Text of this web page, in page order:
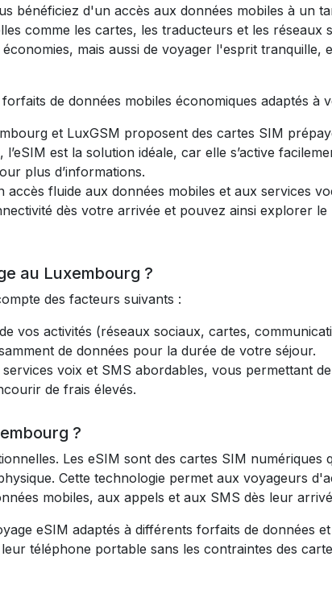
d'un accès aux données mobiles à un
comme les cartes, les traducteurs et les
mais aussi de voyager l'esprit tranquille,
de données mobiles économiques adaptés à
et LuxGSM proposent des cartes SIM
est la solution idéale, car elle s’active
plus d’informations.
fluide aux données mobiles et aux services
dès votre arrivée et pouvez ainsi explorer
au Luxembourg ?
des facteurs suivants :
vos activités (réseaux sociaux, cartes,
de données pour la durée de votre séjour.
voix et SMS abordables, vous permettant
de frais élevés.
?
Les eSIM sont des cartes SIM numériques
Cette technologie permet aux voyageurs
mobiles, aux appels et aux SMS dès leur
eSIM adaptés à différents forfaits de données
téléphone portable sans les contraintes des